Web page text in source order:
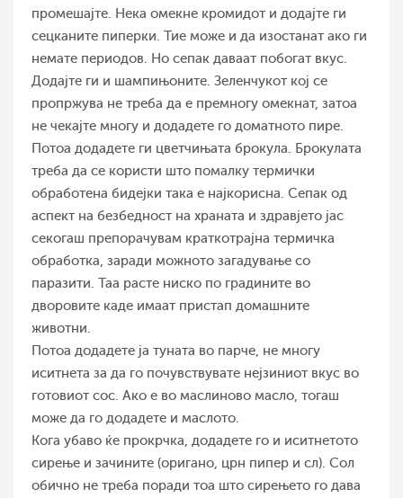
промешајте. Нека омекне кромидот и додајте ги
сецканите пиперки. Тие може и да изостанат ако ги
немате периодов. Но сепак даваат побогат вкус.
Додајте ги и шампињоните. Зеленчукот кој се
пропржува не треба да е премногу омекнат, затоа
не чекајте многу и додадете го доматното пире.
Потоа додадете ги цветчињата брокула. Брокулата
треба да се користи што помалку термички
обработена бидејки така е најкорисна. Сепак од
аспект на безбедност на храната и здравјето јас
секогаш препорачувам краткотрајна термичка
обработка, заради можното загадување со
паразити. Таа расте ниско по градините во
дворовите каде имаат пристап домашните
животни.
Потоа додадете ја туната во парче, не многу
иситнета за да го почувствувате нејзиниот вкус во
готовиот сос. Ако е во маслиново масло, тогаш
може да го додадете и маслото.
Кога убаво ќе прокрчка, додадете го и иситнетото
сирење и зачините (оригано, црн пипер и сл). Сол
обично не треба поради тоа што сирењето го дава